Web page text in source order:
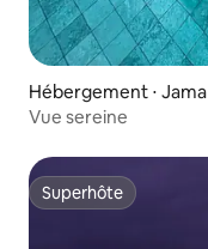
Hébergement ⋅ Jama
Vue sereine
Superhôte
Superhôte